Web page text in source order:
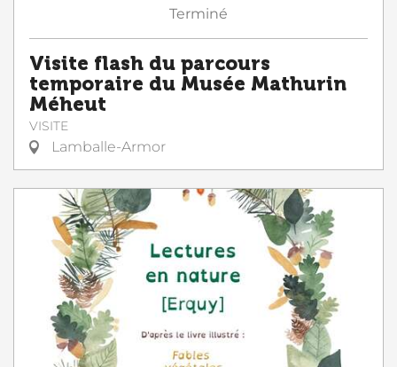
Terminé
Visite flash du parcours
temporaire du Musée Mathurin
Méheut
VISITE
Lamballe-Armor